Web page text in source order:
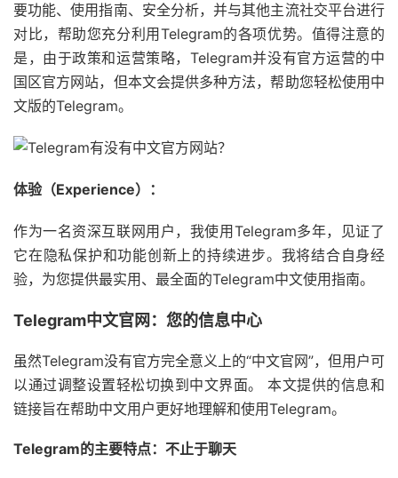
要功能、使用指南、安全分析，并与其他主流社交平台进行
对比，帮助您充分利用Telegram的各项优势。值得注意的
是，由于政策和运营策略，Telegram并没有官方运营的中
国区官方网站，但本文会提供多种方法，帮助您轻松使用中
文版的Telegram。
体验（Experience）：
作为一名资深互联网用户，我使用Telegram多年，见证了
它在隐私保护和功能创新上的持续进步。我将结合自身经
验，为您提供最实用、最全面的Telegram中文使用指南。
Telegram中文官网：您的信息中心
虽然Telegram没有官方完全意义上的“中文官网”，但用户可
以通过调整设置轻松切换到中文界面。 本文提供的信息和
链接旨在帮助中文用户更好地理解和使用Telegram。
Telegram的主要特点：不止于聊天